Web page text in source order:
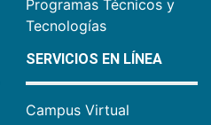
Programas Técnicos y
Tecnologías
SERVICIOS EN LÍNEA
Campus Virtual